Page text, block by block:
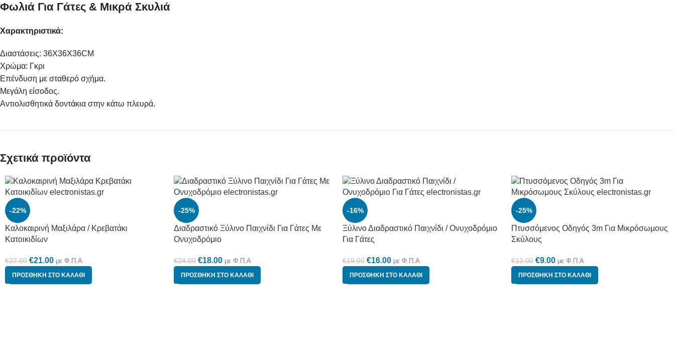
Φωλιά Για Γάτες & Μικρά Σκυλιά
Χαρακτηριστικά:
Διαστάσεις: 36X36X36CM
Χρώμα: Γκρι
Eπένδυση με σταθερό σχήμα.
Mεγάλη είσοδος.
Aντιολισθητικά δοντάκια στην κάτω πλευρά.
Σχετικά προϊόντα
-22%
Καλοκαιρινή Μαξιλάρα / Κρεβατάκι
Κατοικιδίων
€27.00 €21.00 με Φ.Π.Α
ΠΡΟΣΘΉΚΗ ΣΤΟ ΚΑΛΆΘΙ
-25%
Διαδραστικό Ξύλινο Παιχνίδι Για Γάτες Με
Ονυχοδρόμιο
€24.00 €18.00 με Φ.Π.Α
ΠΡΟΣΘΉΚΗ ΣΤΟ ΚΑΛΆΘΙ
-16%
Ξύλινο Διαδραστικό Παιχνίδι / Ονυχοδρόμιο
Για Γάτες
€19.00 €16.00 με Φ.Π.Α
ΠΡΟΣΘΉΚΗ ΣΤΟ ΚΑΛΆΘΙ
-25%
Πτυσσόμενος Οδηγός 3m Για Μικρόσωμους
Σκύλους
€12.00 €9.00 με Φ.Π.Α
ΠΡΟΣΘΉΚΗ ΣΤΟ ΚΑΛΆΘΙ